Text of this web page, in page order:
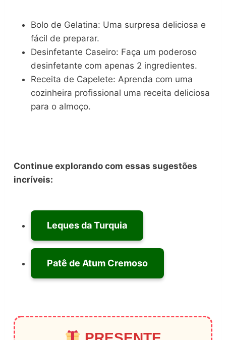
Bolo de Gelatina: Uma surpresa deliciosa e
fácil de preparar.
Desinfetante Caseiro: Faça um poderoso
desinfetante com apenas 2 ingredientes.
Receita de Capelete: Aprenda com uma
cozinheira profissional uma receita deliciosa
para o almoço.
Continue explorando com essas sugestões
incríveis:
Leques da Turquia
Patê de Atum Cremoso